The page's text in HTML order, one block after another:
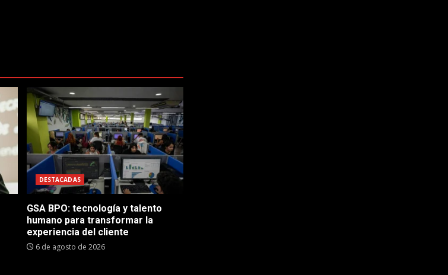
DESTACADAS
GSA BPO: tecnología y talento
humano para transformar la
experiencia del cliente
6 de agosto de 2026